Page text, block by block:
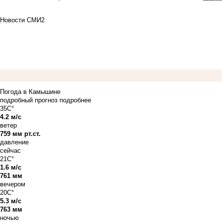
Новости СМИ2
Погода в Камышине
подробный прогноз подробнее
35C°
4.2 м/с
ветер
759 мм рт.ст.
давление
сейчас
21C°
1.6 м/с
761 мм
вечером
20C°
5.3 м/с
763 мм
ночью